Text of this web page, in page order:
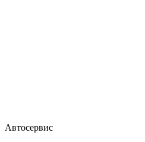
Автосервис